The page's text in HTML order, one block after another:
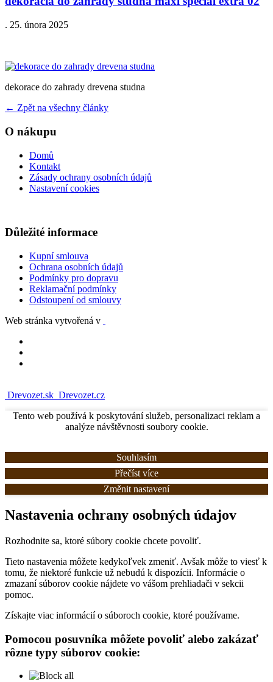
. 25. února 2025
dekorace do zahrady drevena studna
← Zpět na všechny články
O nákupu
Domů
Kontakt
Zásady ochrany osobních údajů
Nastavení cookies
Důležité informace
Kupní smlouva
Ochrana osobních údajů
Podmínky pro dopravu
Reklamační podmínky
Odstoupení od smlouvy
Web stránka vytvořená v
Drevozet.sk Drevozet.cz
Tento web používá k poskytování služeb, personalizaci reklam a
analýze návštěvnosti soubory cookie.
Souhlasím
Přečíst více
Změnit nastavení
Nastavenia ochrany osobných údajov
Rozhodnite sa, ktoré súbory cookie chcete povoliť.
Tieto nastavenia môžete kedykoľvek zmeniť. Avšak môže to viesť k
tomu, že niektoré funkcie už nebudú k dispozícii. Informácie o
zmazaní súborov cookie nájdete vo vášom prehliadači v sekcii
pomoc.
Získajte viac informácií o súboroch cookie, ktoré používame.
Pomocou posuvníka môžete povoliť alebo zakázať
rôzne typy súborov cookie: